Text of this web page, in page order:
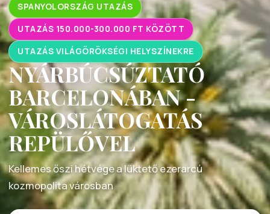
SPANYOLORSZÁG UTAZÁS
UTAZÁS 150.000-300.000 FT KÖZÖTT
UTAZÁS VILÁGÖRÖKSÉGI HELYSZÍNEKRE
NYÁRBÚCSÚZTATÓ
BARCELONÁBAN -
VÁROSLÁTOGATÁS
REPÜLŐVEL
Kellemes őszi hétvége a lüktető ezerarcú
kozmopolita városban